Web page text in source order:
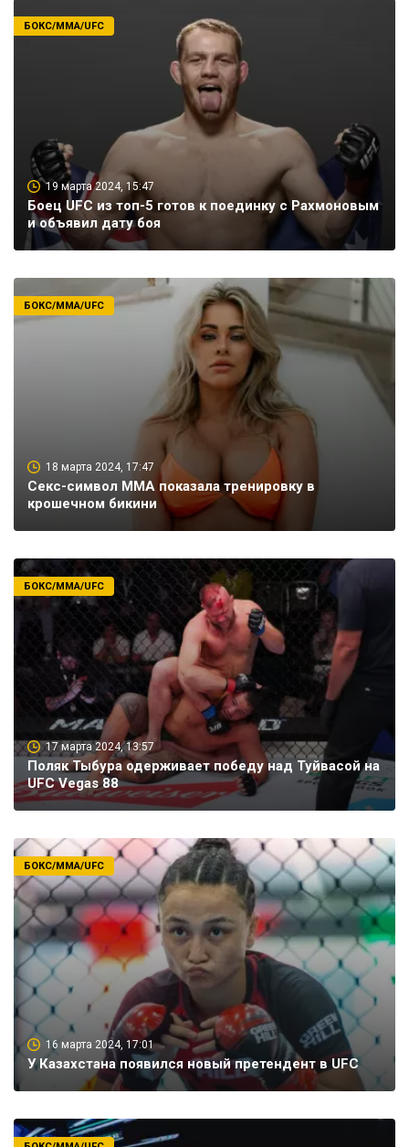
19 марта 2024, 15:47
Боец UFC из топ-5 готов к поединку с Рахмоновым
и объявил дату боя
БОКС/ММА/UFC
18 марта 2024, 17:47
Секс-символ ММА показала тренировку в
крошечном бикини
БОКС/ММА/UFC
17 марта 2024, 13:57
Поляк Тыбура одерживает победу над Туйвасой на
UFC Vegas 88
БОКС/ММА/UFC
16 марта 2024, 17:01
У Казахстана появился новый претендент в UFC
БОКС/ММА/UFC